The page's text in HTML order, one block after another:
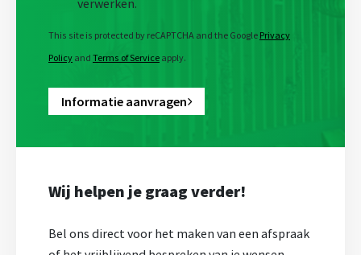
verwerken.
This site is protected by reCAPTCHA and the Google Privacy
Policy and Terms of Service apply.
Informatie aanvragen
Wij helpen je graag verder!
Bel ons direct voor het maken van een afspraak